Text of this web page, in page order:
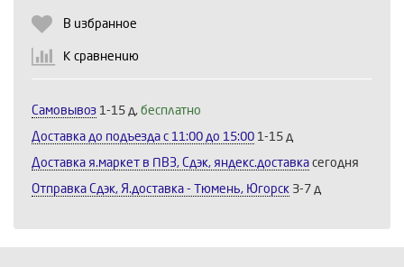
В избранное
К сравнению
Самовывоз 1-15 д, бесплатно
Доставка до подъезда c 11:00 до 15:00 1-15 д
Доставка я.маркет в ПВЗ, Сдэк, яндекс.доставка сегодня
Отправка Сдэк, Я.доставка - Тюмень, Югорск 3-7 д